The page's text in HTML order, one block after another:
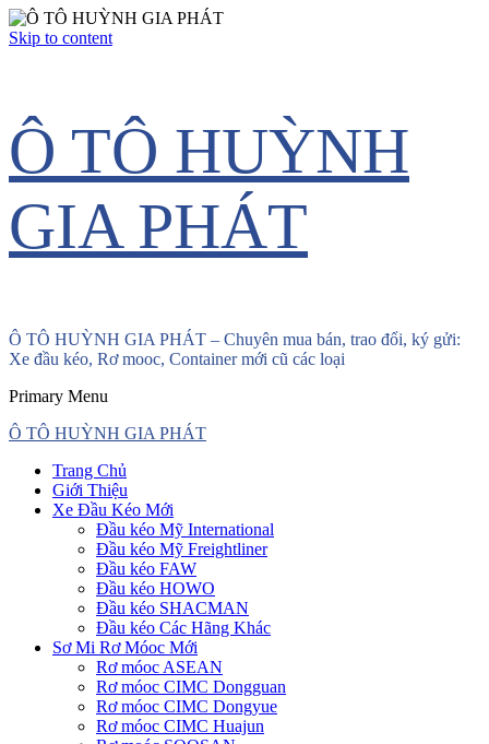
Skip to content
Ô TÔ HUỲNH
GIA PHÁT
Ô TÔ HUỲNH GIA PHÁT – Chuyên mua bán, trao đổi, ký gửi:
Xe đầu kéo, Rơ mooc, Container mới cũ các loại
Primary Menu
Ô TÔ HUỲNH GIA PHÁT
Trang Chủ
Giới Thiệu
Xe Đầu Kéo Mới
Đầu kéo Mỹ International
Đầu kéo Mỹ Freightliner
Đầu kéo FAW
Đầu kéo HOWO
Đầu kéo SHACMAN
Đầu kéo Các Hãng Khác
Sơ Mi Rơ Móoc Mới
Rơ móoc ASEAN
Rơ móoc CIMC Dongguan
Rơ móoc CIMC Dongyue
Rơ móoc CIMC Huajun